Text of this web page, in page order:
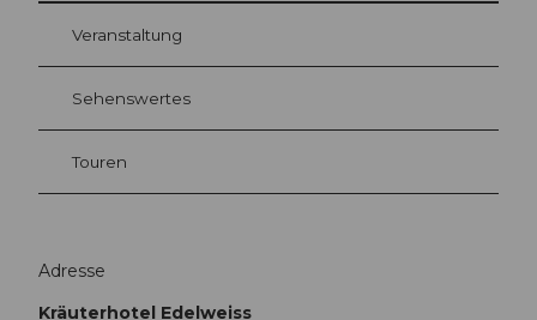
Veranstaltung
Sehenswertes
Touren
Adresse
Kräuterhotel Edelweiss